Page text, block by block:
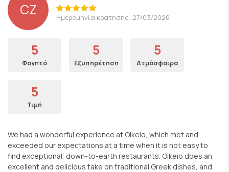
CZ Ημερομηνία κράτησης: 27/03/2026
5
Φαγητό
5
Εξυπηρέτηση
5
Ατμόσφαιρα
5
Τιμή
We had a wonderful experience at Oikeio, which met and
exceeded our expectations at a time when it is not easy to
find exceptional, down-to-earth restaurants. Oikeio does an
excellent and delicious take on traditional Greek dishes, and